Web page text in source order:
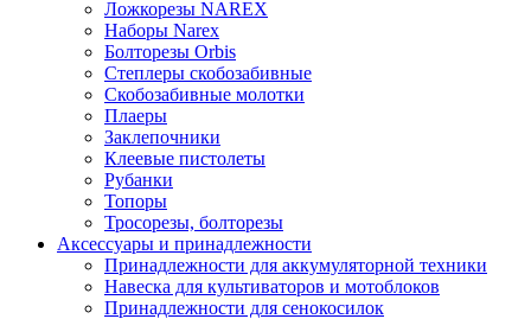
Ложкорезы NAREX
Наборы Narex
Болторезы Orbis
Степлеры скобозабивные
Скобозабивные молотки
Плаеры
Заклепочники
Клеевые пистолеты
Рубанки
Топоры
Тросорезы, болторезы
Аксессуары и принадлежности
Принадлежности для аккумуляторной техники
Навеска для культиваторов и мотоблоков
Принадлежности для сенокосилок